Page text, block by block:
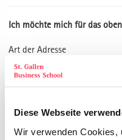
Diese Webseite
Wir verwenden Cookies,
Ich möchte mich für das
Art der Adresse
Kontaktdaten
Anrede*
Titel